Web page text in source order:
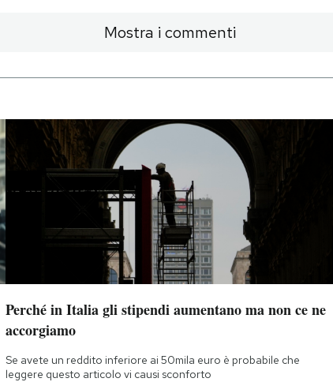
Mostra i commenti
Perché in Italia gli stipendi aumentano ma non ce ne
accorgiamo
Se avete un reddito inferiore ai 50mila euro è probabile che
leggere questo articolo vi causi sconforto